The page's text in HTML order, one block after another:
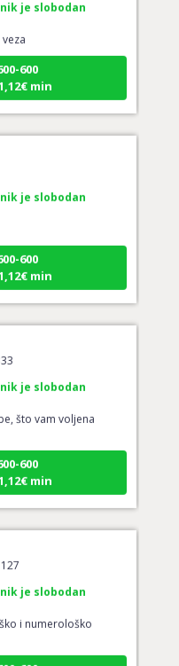
600
min
je slobodan
600
min
je slobodan
što vam voljena
min
je slobodan
i numerološko
600